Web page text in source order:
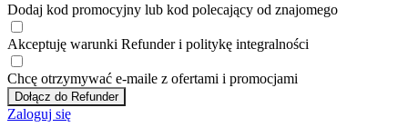
Dodaj kod promocyjny lub kod polecający od znajomego
Akceptuję warunki Refunder i politykę integralności
Chcę otrzymywać e-maile z ofertami i promocjami
Dołącz do Refunder
Zaloguj się